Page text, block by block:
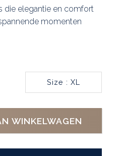
die elegantie en comfort
momenten
Size : XL
WINKELWAGEN